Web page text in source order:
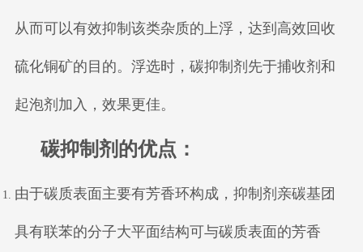
从而可以有效抑制该类杂质的上浮，达到高效回收
硫化铜矿的目的。浮选时，碳抑制剂先于捕收剂和
起泡剂加入，效果更佳。
碳抑制剂的优点：
由于碳质表面主要有芳香环构成，抑制剂亲碳基团
具有联苯的分子大平面结构可与碳质表面的芳香